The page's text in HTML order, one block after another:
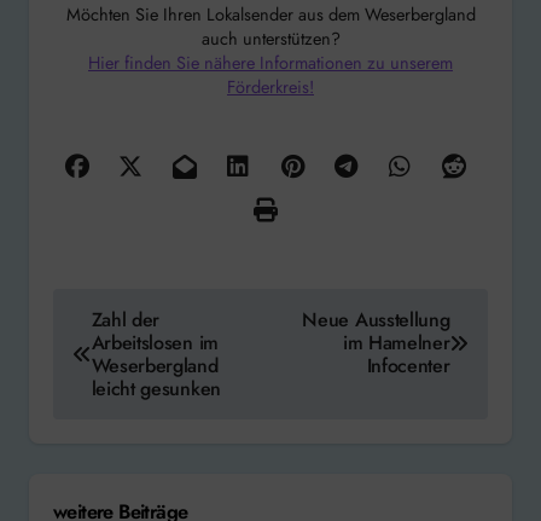
Möchten Sie Ihren Lokalsender aus dem Weserbergland
auch unterstützen?
Hier finden Sie nähere Informationen zu unserem
Förderkreis!
Beitragsnavigation
Zahl der
Arbeitslosen im
Weserbergland
leicht gesunken
Neue Ausstellung
im Hamelner
Infocenter
weitere Beiträge